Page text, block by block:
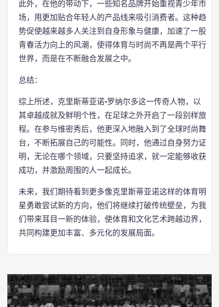
此外，在他的带动下，一些知名品牌开始重视青少年市
场，用更加贴合年轻人的产品线来吸引消费者。这种趋
势促使越来越多人关注到自身形象与健康，加速了一股
青春活力向上的风潮，使得体育与时尚不再是两个平行
世界，而是在不断融合发展之中。
总结：
综上所述，克里斯蒂亚诺·罗纳尔多这一传奇人物，以
其卓越成就及鲜明个性，在足球之外开启了一段别样旅
程。在参与维密秀后，他更深入地融入到了全球时尚舞
台，不断拓展自己的可能性。同时，他通过自身努力证
明，无论在哪个领域，只要坚持追求，就一定能够收获
成功，并激励周围的人一起成长。
未来，我们期待看到更多像克里斯蒂亚诺这样的体育明
星勇敢尝试新的方向，他们将继续打破传统壁垒，为我
们带来耳目一新的体验，使体育和文化艺术跨越边界，
共同构建更加丰富、多元化的发展局面。